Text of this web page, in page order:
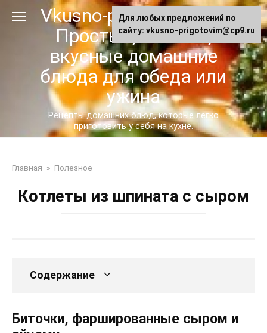
Vkusno-prigotovim.ru -
Простые, сытные,
вкусные домашние
блюда для обеда или
ужина
Рецепты домашних блюд, которые легко
приготовить у себя на кухне.
Главная » Полезное
Котлеты из шпината с сыром
Содержание
Биточки, фаршированные сыром и
Для любых предложений по
сайту: vkusno-prigotovim@cp9.ru